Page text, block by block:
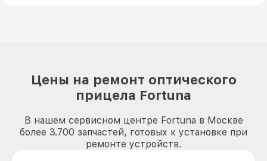
Цены на ремонт оптического
прицела Fortuna
В нашем сервисном центре Fortuna в Москве
более 3.700 запчастей, готовых к установке при
ремонте устройств.